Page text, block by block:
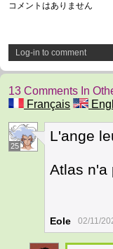
コメントはありません
Log-in to comment
13 Comments In
Français
25
L'ange
Atlas n'a
Eole 02/11/